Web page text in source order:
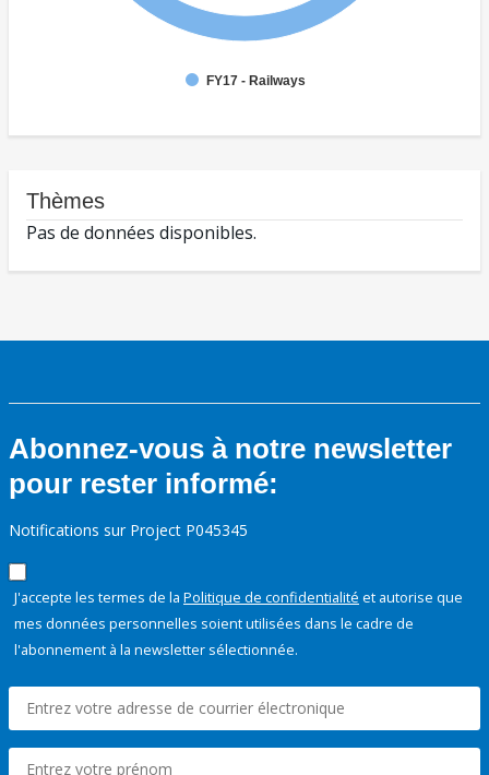
FY17 - Railways
Thèmes
Pas de données disponibles.
Abonnez-vous à notre newsletter
pour rester informé:
Notifications sur Project P045345
J'accepte les termes de la Politique de confidentialité et autorise que
mes données personnelles soient utilisées dans le cadre de
l'abonnement à la newsletter sélectionnée.